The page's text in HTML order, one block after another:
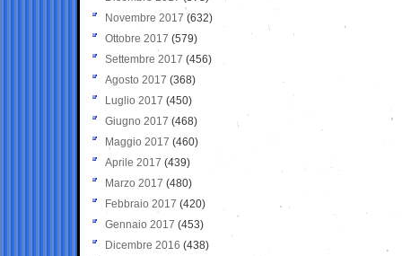
Novembre 2017 (632)
Ottobre 2017 (579)
Settembre 2017 (456)
Agosto 2017 (368)
Luglio 2017 (450)
Giugno 2017 (468)
Maggio 2017 (460)
Aprile 2017 (439)
Marzo 2017 (480)
Febbraio 2017 (420)
Gennaio 2017 (453)
Dicembre 2016 (438)